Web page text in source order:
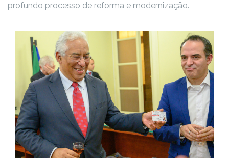
profundo processo de reforma e modernização.